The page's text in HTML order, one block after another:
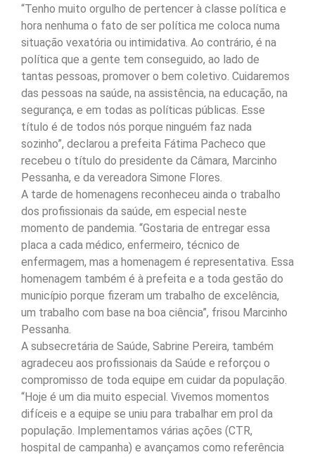
“Tenho muito orgulho de pertencer à classe política e
hora nenhuma o fato de ser política me coloca numa
situação vexatória ou intimidativa. Ao contrário, é na
política que a gente tem conseguido, ao lado de
tantas pessoas, promover o bem coletivo. Cuidaremos
das pessoas na saúde, na assistência, na educação, na
segurança, e em todas as políticas públicas. Esse
título é de todos nós porque ninguém faz nada
sozinho”, declarou a prefeita Fátima Pacheco que
recebeu o título do presidente da Câmara, Marcinho
Pessanha, e da vereadora Simone Flores.
A tarde de homenagens reconheceu ainda o trabalho
dos profissionais da saúde, em especial neste
momento de pandemia. “Gostaria de entregar essa
placa a cada médico, enfermeiro, técnico de
enfermagem, mas a homenagem é representativa. Essa
homenagem também é à prefeita e a toda gestão do
município porque fizeram um trabalho de excelência,
um trabalho com base na boa ciência”, frisou Marcinho
Pessanha.
A subsecretária de Saúde, Sabrine Pereira, também
agradeceu aos profissionais da Saúde e reforçou o
compromisso de toda equipe em cuidar da população.
“Hoje é um dia muito especial. Vivemos momentos
difíceis e a equipe se uniu para trabalhar em prol da
população. Implementamos várias ações (CTR,
hospital de campanha) e avançamos como referência